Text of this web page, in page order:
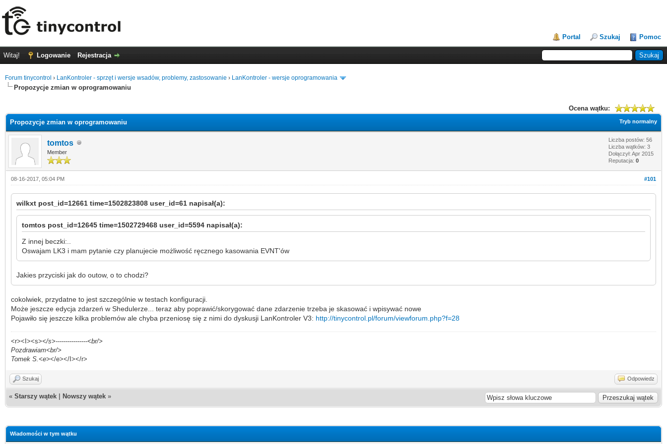
Portal Szukaj Pomoc
Witaj! Logowanie Rejestracja
Forum tinycontrol › LanKontroler - sprzęt i wersje wsadów, problemy, zastosowanie › LanKontroler - wersje oprogramowania
Propozycje zmian w oprogramowaniu
Ocena wątku:
Tryb normalny
Propozycje zmian w oprogramowaniu
tomtos
Member
Liczba postów: 56
Liczba wątków: 3
Dołączył: Apr 2015
Reputacja: 0
#101
08-16-2017, 05:04 PM
wilkxt post_id=12661 time=1502823808 user_id=61 napisał(a):
tomtos post_id=12645 time=1502729468 user_id=5594 napisał(a):
Z innej beczki:..
Oswajam LK3 i mam pytanie czy planujecie możliwość ręcznego kasowania EVNT'ów
Jakies przyciski jak do outow, o to chodzi?
cokolwiek, przydatne to jest szczególnie w testach konfiguracji.
Może jeszcze edycja zdarzeń w Shedulerze... teraz aby poprawić/skorygować dane zdarzenie trzeba je skasować i wpisywać nowe
Pojawiło się jeszcze kilka problemów ale chyba przeniosę się z nimi do dyskusji LanKontroler V3: http://tinycontrol.pl/forum/viewforum.php?f=28
<r><I><s></s>----------------<br/>
Pozdrawiam<br/>
Tomek S.<e></e></I></r>
Szukaj Odpowiedz
« Starszy wątek Nowszy wątek »
Wiadomości w tym wątku